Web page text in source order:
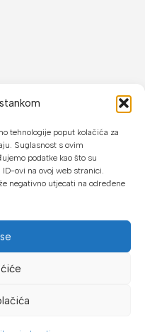
tehnologije poput kolačića za
Suglasnost s ovim
podatke kao što su
ovi na ovoj web stranici.
negativno utjecati na određene
ili do 24 rate
bankarstvom
Proalat.ba